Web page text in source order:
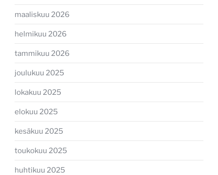
maaliskuu 2026
helmikuu 2026
tammikuu 2026
joulukuu 2025
lokakuu 2025
elokuu 2025
kesäkuu 2025
toukokuu 2025
huhtikuu 2025